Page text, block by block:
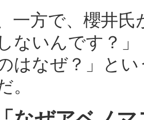
一方で、櫻井氏
ないんです？
はなぜ？」と
。